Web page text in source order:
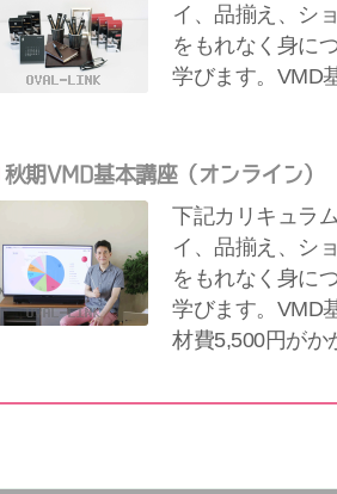
イ、品揃え、シ
をもれなく身に
学びます。VMD
秋期VMD基本講座（オンライン）
下記カリキュラ
イ、品揃え、シ
をもれなく身に
学びます。VMD
材費5,500円がか